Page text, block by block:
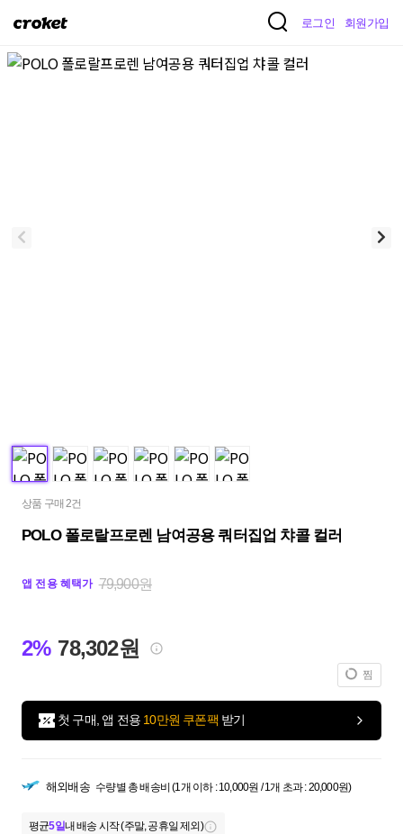
크
켓
로그인 회원가입
상품 구매 2건
POLO 폴로랄프로렌 남여공용 쿼터집업 챠콜 컬러
앱 전용 혜택가 79,900원
2% 78,302원
찜
첫 구매, 앱 전용 10만원 쿠폰팩 받기
해외배송 수량별 총 배송비 (1개 이하 : 10,000원 / 1개 초과 : 20,000원)
평균5일내 배송 시작 (주말, 공휴일 제외)